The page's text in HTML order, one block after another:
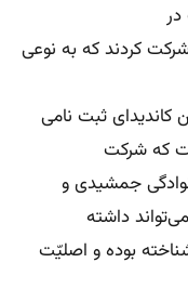
کردند که به نوعی
کاندیدای ثبت نامی
که شرکت
جمشیدی و
داشته
بوده و اصلیّت